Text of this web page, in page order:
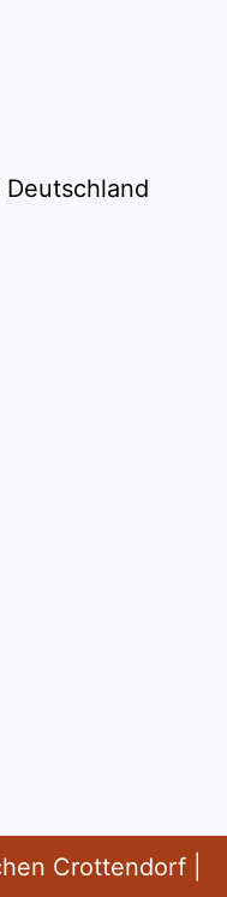
Crottendorf |